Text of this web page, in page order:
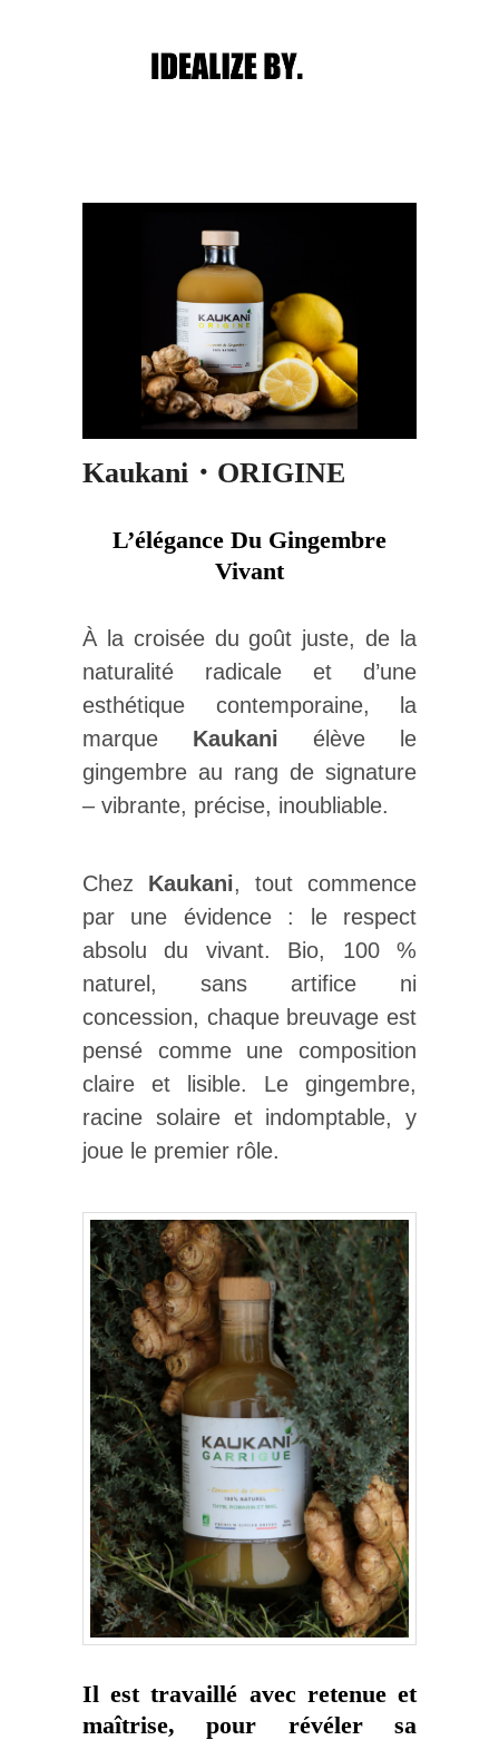
Kaukani・ORIGINE
L’élégance Du Gingembre
Vivant
À la croisée du goût juste, de la
naturalité radicale et d’une
esthétique contemporaine, la
marque Kaukani élève le
gingembre au rang de signature
– vibrante, précise, inoubliable.
Chez Kaukani, tout commence
par une évidence : le respect
absolu du vivant. Bio, 100 %
naturel, sans artifice ni
concession, chaque breuvage est
pensé comme une composition
claire et lisible. Le gingembre,
racine solaire et indomptable, y
joue le premier rôle.
Il est travaillé avec retenue et
maîtrise, pour révéler sa